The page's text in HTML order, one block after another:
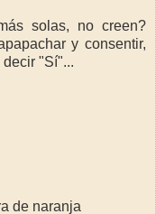
solas, no creen?
y consentir,
"Sí"...
de naranja